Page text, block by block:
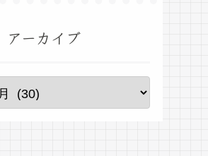
アーカイブ